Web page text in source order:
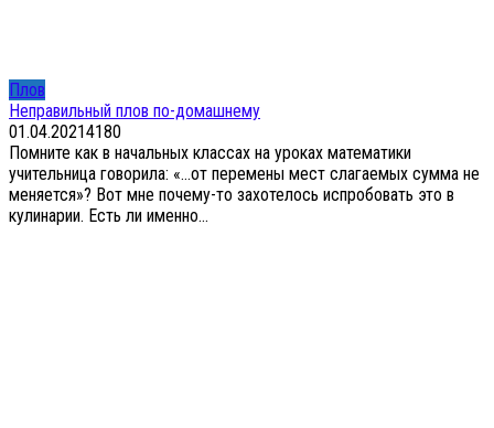
Плов
Неправильный плов по-домашнему
01.04.20214180
Помните как в начальных классах на уроках математики
учительница говорила: «…от перемены мест слагаемых сумма не
меняется»? Вот мне почему-то захотелось испробовать это в
кулинарии. Есть ли именно...